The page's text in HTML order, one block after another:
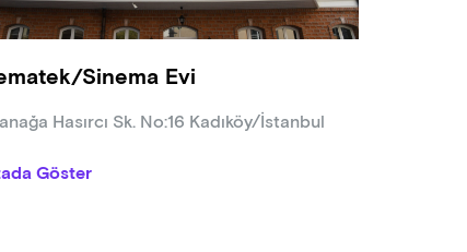
sayılı Kanun'un 7. maddesi gereğince sınıflandırılmamış
programda aksi belirtilmedikçe 18 yaş altı
Sinema Evi
Hasırcı Sk. No:16 Kadıköy/İstanbul
Göster